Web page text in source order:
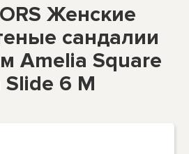
Женские
сандалии
Amelia Square
Slide 6 M